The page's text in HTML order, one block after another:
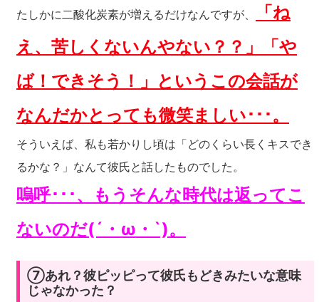
たしかに二酸化炭素が増えるだけなんですが、
「ね
え、苦しくないんやない？？」「や
ば！できそう！」というこの会話が
なんだかとっても微笑ましい･･･。
そういえば、私も若かりし頃は「どのくらい長くキスでき
るかな？」なんて彼氏と話したものでした。
嗚呼･･･、もうそんな時代は返ってこ
ないのだ(´・ω・`)。
⑦あれ？彼ピッピって彼氏もどきみたいな意味
じゃなかった？